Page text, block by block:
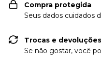
Compra protegida
Seus dados cuidados
Trocas e devoluções
Se não gostar, você